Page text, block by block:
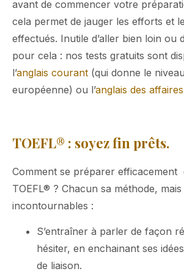
avant de commencer votre
cela permet de jauger les efforts et
effectués. Inutile d’aller bien loin ou
pour cela : nos tests gratuits sont
l’anglais courant (qui donne le
européenne) ou l’anglais des affaires
TOEFL® : soyez fin prêts.
Comment se préparer efficacement
TOEFL® ? Chacun sa méthode,
incontournables :
S’entraîner à parler de façon
hésiter, en enchainant ses
de liaison.